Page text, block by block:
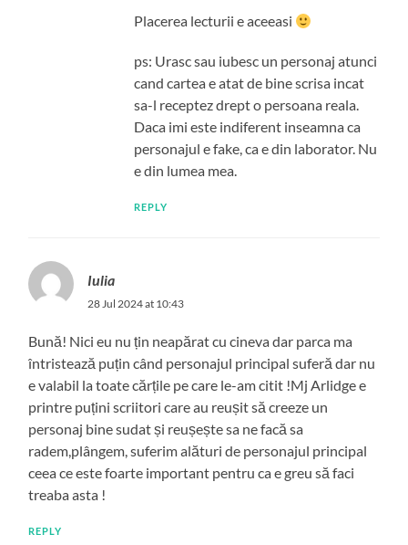
Placerea lecturii e aceeasi
ps: Urasc sau iubesc un personaj atunci
cand cartea e atat de bine scrisa incat
sa-l receptez drept o persoana reala.
Daca imi este indiferent inseamna ca
personajul e fake, ca e din laborator. Nu
e din lumea mea.
REPLY
Iulia
28 Jul 2024 at 10:43
Bună! Nici eu nu țin neapărat cu cineva dar parca ma
întristează puțin când personajul principal suferă dar nu
e valabil la toate cărțile pe care le-am citit !Mj Arlidge e
printre puțini scriitori care au reușit să creeze un
personaj bine sudat și reușește sa ne facă sa
radem,plângem, suferim alături de personajul principal
ceea ce este foarte important pentru ca e greu să faci
treaba asta !
REPLY